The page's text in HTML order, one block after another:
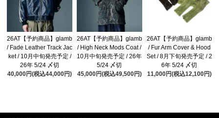
26AT【予約商品】glamb
/ Fade Leather Track Jac
ket / 10月中旬発売予定 /
26年 5/24 〆切
40,000円(税込44,000円)
26AT【予約商品】glamb
/ High Neck Mods Coat /
10月中旬発売予定 / 26年
5/24 〆切
45,000円(税込49,500円)
26AT【予約商品】glamb
/ Fur Arm Cover & Hood
Set / 8月下旬発売予定 / 2
6年 5/24 〆切
11,000円(税込12,100円)